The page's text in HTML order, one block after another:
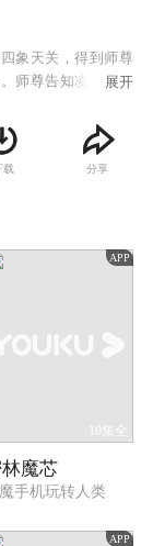
象天关，得到师尊
师尊告知凌天，自
首先找到未婚妻苏
拦下，压力山大的
竞争的时候却被王
身份之后，苏振坤
展开
载 分享
APP
10集全
魔芯
手机玩转人类
APP